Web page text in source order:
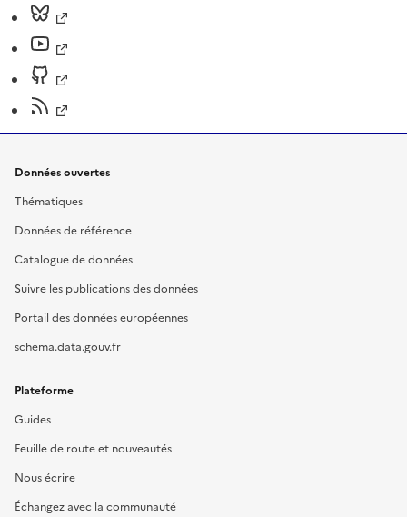
Données ouvertes
Thématiques
Données de référence
Catalogue de données
Suivre les publications des données
Portail des données européennes
schema.data.gouv.fr
Plateforme
Guides
Feuille de route et nouveautés
Nous écrire
Échangez avec la communauté